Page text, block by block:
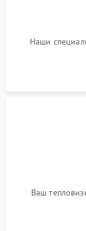
Наши
Ваш